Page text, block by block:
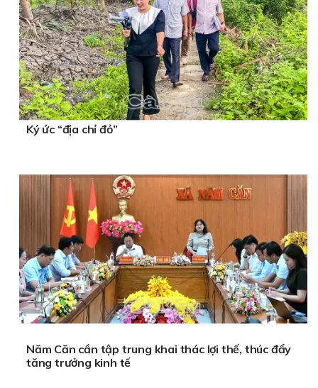
Ký ức “địa chỉ đỏ”
Năm Căn cần tập trung khai thác lợi thế, thúc đẩy
tăng trưởng kinh tế